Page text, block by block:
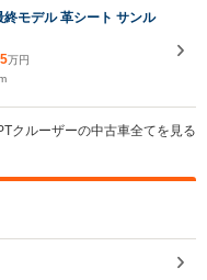
モデル 革シート サンル
万円
クルーザーの中古車全てを見る